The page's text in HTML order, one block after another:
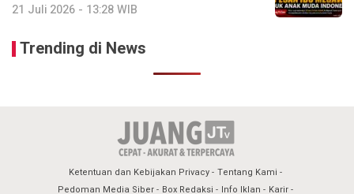
21 Juli 2026 - 13:28 WIB
Trending di News
Ketentuan dan Kebijakan Privacy Tentang Kami
Pedoman Media Siber
Box Redaksi Info Iklan Karir